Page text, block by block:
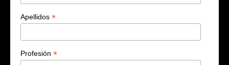
Apellidos *
Profesión *